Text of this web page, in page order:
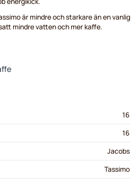
är mindre och starkare än en vanlig
mindre vatten och mer kaffe.
16
16
Jacobs
Tassimo